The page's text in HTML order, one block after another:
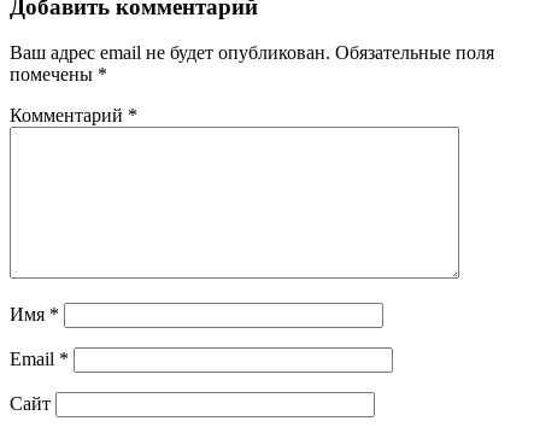
Добавить комментарий
Ваш адрес email не будет опубликован. Обязательные поля
помечены *
Комментарий *
Имя *
Email *
Сайт